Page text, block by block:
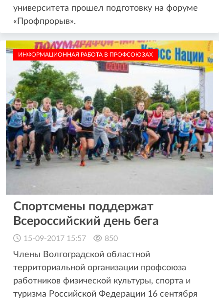
университета прошел подготовку на форуме
«Профпрорыв».
ИНФОРМАЦИОННАЯ РАБОТА В ПРОФСОЮЗАХ
Спортсмены поддержат
Всероссийский день бега
15-09-2017 15:57 850
Члены Волгоградской областной
территориальной организации профсоюза
работников физической культуры, спорта и
туризма Российской Федерации 16 сентября